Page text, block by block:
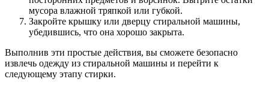
мусора влажной тряпкой или губкой.
Закройте крышку или дверцу стиральной машины,
убедившись, что она хорошо закрыта.
Выполнив эти простые действия, вы сможете безопасно
извлечь одежду из стиральной машины и перейти к
следующему этапу стирки.